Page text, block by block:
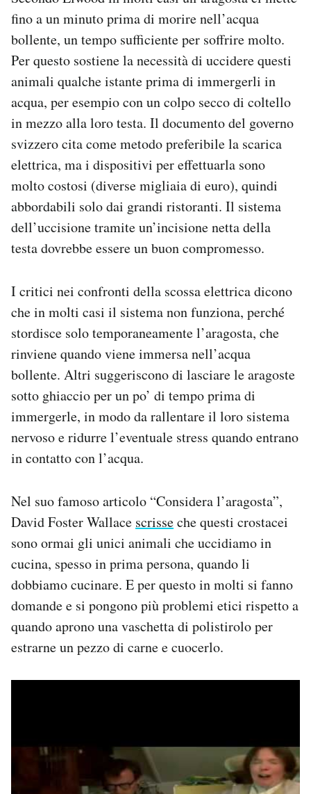
fino a un minuto prima di morire nell’acqua
bollente, un tempo sufficiente per soffrire molto.
Per questo sostiene la necessità di uccidere questi
animali qualche istante prima di immergerli in
acqua, per esempio con un colpo secco di coltello
in mezzo alla loro testa. Il documento del governo
svizzero cita come metodo preferibile la scarica
elettrica, ma i dispositivi per effettuarla sono
molto costosi (diverse migliaia di euro), quindi
abbordabili solo dai grandi ristoranti. Il sistema
dell’uccisione tramite un’incisione netta della
testa dovrebbe essere un buon compromesso.
I critici nei confronti della scossa elettrica dicono
che in molti casi il sistema non funziona, perché
stordisce solo temporaneamente l’aragosta, che
rinviene quando viene immersa nell’acqua
bollente. Altri suggeriscono di lasciare le aragoste
sotto ghiaccio per un po’ di tempo prima di
immergerle, in modo da rallentare il loro sistema
nervoso e ridurre l’eventuale stress quando entrano
in contatto con l’acqua.
Nel suo famoso articolo “Considera l’aragosta”,
David Foster Wallace scrisseche questi crostacei
sono ormai gli unici animali che uccidiamo in
cucina, spesso in prima persona, quando li
dobbiamo cucinare. E per questo in molti si fanno
domande e si pongono più problemi etici rispetto a
quando aprono una vaschetta di polistirolo per
estrarne un pezzo di carne e cuocerlo.